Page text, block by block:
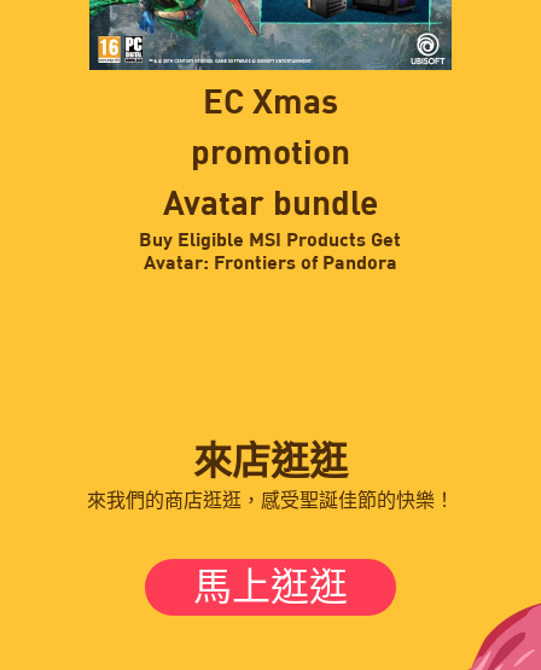
EC Xmas
promotion
Avatar bundle
Buy Eligible MSI Products Get
Avatar: Frontiers of Pandora
來店逛逛
來我們的商店逛逛，感受聖誕佳節的快樂！
馬上逛逛